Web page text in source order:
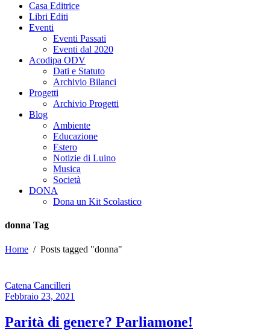
Casa Editrice
Libri Editi
Eventi
Eventi Passati
Eventi dal 2020
Acodipa ODV
Dati e Statuto
Archivio Bilanci
Progetti
Archivio Progetti
Blog
Ambiente
Educazione
Estero
Notizie di Luino
Musica
Società
DONA
Dona un Kit Scolastico
donna Tag
Home / Posts tagged "donna"
Catena Cancilleri
Febbraio 23, 2021
Parità di genere? Parliamone!